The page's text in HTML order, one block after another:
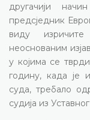
другачији
предсједник
виду
неоснованим
у којима се
годину, када је
суда, требало
судија из